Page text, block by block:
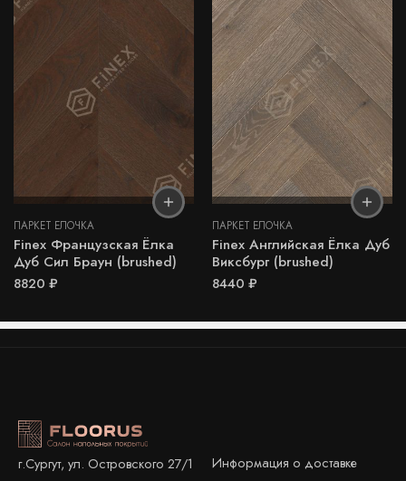
ПАРКЕТ ЕЛОЧКА
Finex Французская Ёлка
Дуб Сил Браун (brushed)
8820 ₽
ПАРКЕТ ЕЛОЧКА
Finex Английская Ёлка Дуб
Виксбург (brushed)
8440 ₽
г.Сургут, ул. Островского 27/1
Информация о доставке